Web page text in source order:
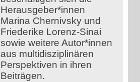
Herausgeber*innen
Marina Chernivsky und
Friederike Lorenz-Sinai
sowie weitere Autor*innen
aus multidisziplinären
Perspektiven in ihren
Beiträgen.